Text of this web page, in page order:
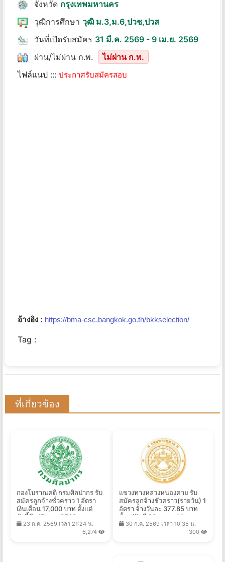
จังหวัด กรุงเทพมหานคร
วุฒิการศึกษา วุฒิ ม.3,ม.6,ปวช,ปวส
วันที่เปิดรับสมัคร 31 มี.ค. 2569 - 9 เม.ย. 2569
ผ่าน/ไม่ผ่าน ก.พ.
ไม่ผ่าน ก.พ.
ไฟล์แนป ::: ประกาศรับสมัครสอบ
อ้างอิง : https://bma-csc.bangkok.go.th/bkkselection/
Tag :
ที่เกี่ยวข้อง
กองโบราณคดี กรมศิลปากร รับ
สมัครลูกจ้างชั่วคราว 1 อัตรา
เงินเดือน 17,000 บาท ตั้งแต่
บัดนี้ถึง 17 ส.ค. 2569
23 ก.ค. 2569 เวลา 21:24 น.
6,274
แขวงทางหลวงหนองคาย รับ
สมัครลูกจ้างชั่วคราว(รายวัน) 1
อัตรา จ้างวันละ 377.85 บาท
ตั้งแต่วันที่ 23 ก.ค. - 14 ส.ค.
2569
30 ก.ค. 2569 เวลา 10:35 น.
300